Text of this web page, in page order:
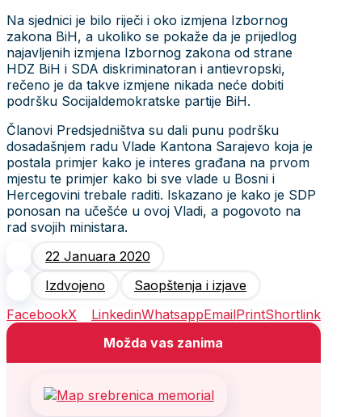
Na sjednici je bilo riječi i oko izmjena Izbornog
zakona BiH, a ukoliko se pokaže da je prijedlog
najavljenih izmjena Izbornog zakona od strane
HDZ BiH i SDA diskriminatoran i antievropski,
rečeno je da takve izmjene nikada neće dobiti
podršku Socijaldemokratske partije BiH.
Članovi Predsjedništva su dali punu podršku
dosadašnjem radu Vlade Kantona Sarajevo koja je
postala primjer kako je interes građana na prvom
mjestu te primjer kako bi sve vlade u Bosni i
Hercegovini trebale raditi. Iskazano je kako je SDP
ponosan na učešće u ovoj Vladi, a pogovoto na
rad svojih ministara.
22 Januara 2020
Izdvojeno
Saopštenja i izjave
FacebookX LinkedinWhatsappEmailPrintShortlink
Možda vas zanima